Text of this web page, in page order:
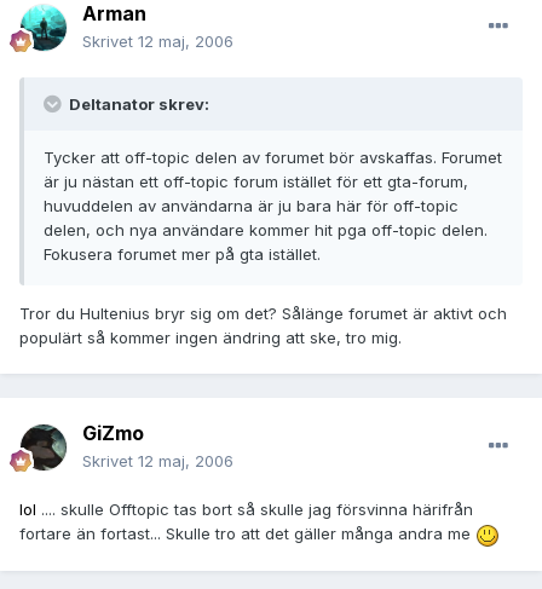
Arman
Skrivet 12 maj, 2006
Deltanator skrev:
Tycker att off-topic delen av forumet bör avskaffas. Forumet
är ju nästan ett off-topic forum istället för ett gta-forum,
huvuddelen av användarna är ju bara här för off-topic
delen, och nya användare kommer hit pga off-topic delen.
Fokusera forumet mer på gta istället.
Tror du Hultenius bryr sig om det? Sålänge forumet är aktivt och
populärt så kommer ingen ändring att ske, tro mig.
GiZmo
Skrivet 12 maj, 2006
lol .... skulle Offtopic tas bort så skulle jag försvinna härifrån
fortare än fortast... Skulle tro att det gäller många andra me